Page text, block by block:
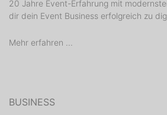
20 Jahre Event-Erfahrung mit
dir dein Event Business erfolgreich zu
Mehr erfahren ...
BUSINESS